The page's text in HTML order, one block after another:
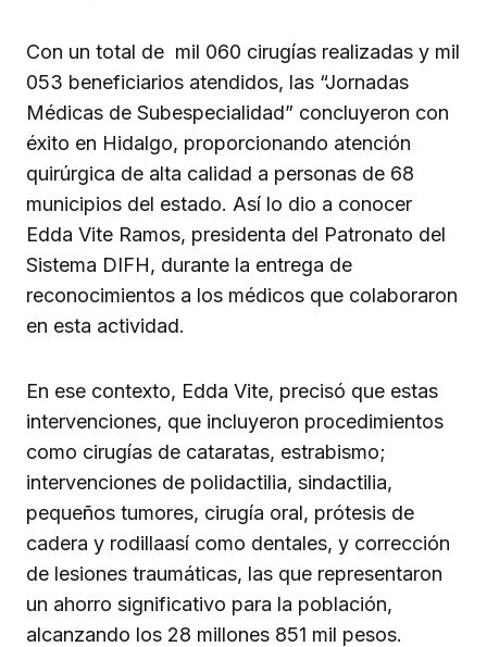
Con un total de mil 060 cirugías realizadas y mil
053 beneficiarios atendidos, las “Jornadas
Médicas de Subespecialidad” concluyeron con
éxito en Hidalgo, proporcionando atención
quirúrgica de alta calidad a personas de 68
municipios del estado. Así lo dio a conocer
Edda Vite Ramos, presidenta del Patronato del
Sistema DIFH, durante la entrega de
reconocimientos a los médicos que colaboraron
en esta actividad.
En ese contexto, Edda Vite, precisó que estas
intervenciones, que incluyeron procedimientos
como cirugías de cataratas, estrabismo;
intervenciones de polidactilia, sindactilia,
pequeños tumores, cirugía oral, prótesis de
cadera y rodillaasí como dentales, y corrección
de lesiones traumáticas, las que representaron
un ahorro significativo para la población,
alcanzando los 28 millones 851 mil pesos.